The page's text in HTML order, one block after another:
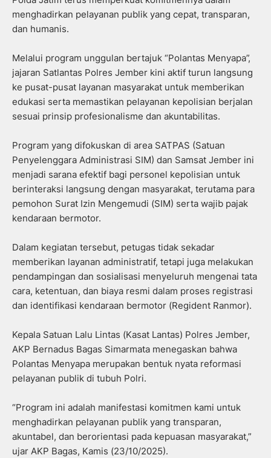
menghadirkan pelayanan publik yang cepat, transparan,
dan humanis.
Melalui program unggulan bertajuk “Polantas Menyapa”,
jajaran Satlantas Polres Jember kini aktif turun langsung
ke pusat-pusat layanan masyarakat untuk memberikan
edukasi serta memastikan pelayanan kepolisian berjalan
sesuai prinsip profesionalisme dan akuntabilitas.
Program yang difokuskan di area SATPAS (Satuan
Penyelenggara Administrasi SIM) dan Samsat Jember ini
menjadi sarana efektif bagi personel kepolisian untuk
berinteraksi langsung dengan masyarakat, terutama para
pemohon Surat Izin Mengemudi (SIM) serta wajib pajak
kendaraan bermotor.
Dalam kegiatan tersebut, petugas tidak sekadar
memberikan layanan administratif, tetapi juga melakukan
pendampingan dan sosialisasi menyeluruh mengenai tata
cara, ketentuan, dan biaya resmi dalam proses registrasi
dan identifikasi kendaraan bermotor (Regident Ranmor).
Kepala Satuan Lalu Lintas (Kasat Lantas) Polres Jember,
AKP Bernadus Bagas Simarmata menegaskan bahwa
Polantas Menyapa merupakan bentuk nyata reformasi
pelayanan publik di tubuh Polri.
“Program ini adalah manifestasi komitmen kami untuk
menghadirkan pelayanan publik yang transparan,
akuntabel, dan berorientasi pada kepuasan masyarakat,”
ujar AKP Bagas, Kamis (23/10/2025).